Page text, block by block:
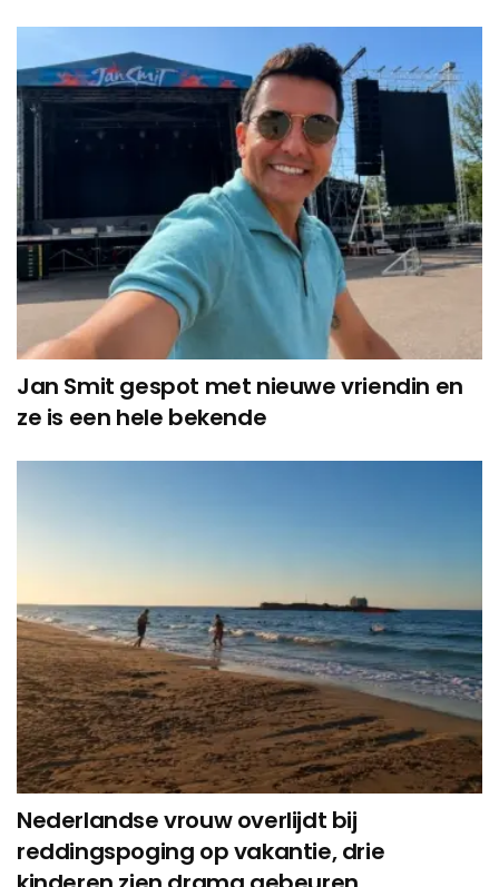
Jan Smit gespot met nieuwe vriendin en
ze is een hele bekende
Nederlandse vrouw overlijdt bij
reddingspoging op vakantie, drie